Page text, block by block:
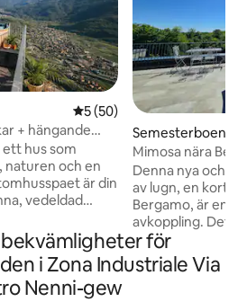
5 av 5 i genomsnittligt
5 (50)
+ hängande
ett hus som
naturen och en
är din
vedeldad
🛋️
och utsikt
🍳 kök, 📶
+ laddning
Semesterboende
Mimosa nära
hälsocenter
Denna nya och
av lugn, en kort
Bergamo, är en
avkoppling. Det
flygplatsen och
separat ingång,
tak i garaget,
för
i Zona Industriale Via
Nenni-gew